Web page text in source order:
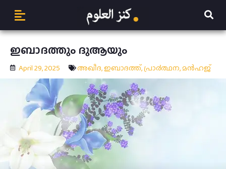
ഇബാദത്തും ദുആയും
April 29, 2025 അഖീദ,ഇബാദത്ത്,പ്രാ൪ത്ഥന,മന്‍ഹജ്